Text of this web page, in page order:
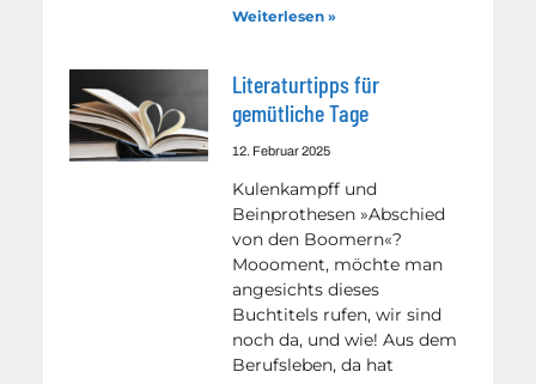
Weiterlesen »
Literaturtipps für
gemütliche Tage
12. Februar 2025
Kulenkampff und
Beinprothesen »Abschied
von den Boomern«?
Moooment, möchte man
angesichts dieses
Buchtitels rufen, wir sind
noch da, und wie! Aus dem
Berufsleben, da hat